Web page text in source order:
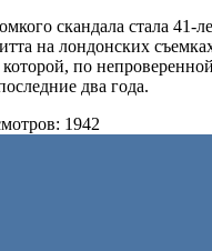
скандала стала 41-
на лондонских
по
два года.
1942